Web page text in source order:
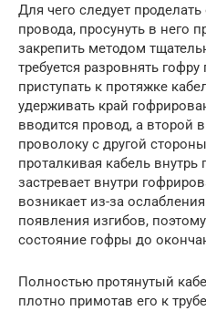
Для чего следует
провода, просунуть в него
закрепить методом
требуется разровнять
приступать к протяжке
удерживать край
вводится провод, а второй
проволоку с другой
проталкивая кабель
застревает внутри
возникает из-за
появления изгибов,
состояние гофры до
Полностью протянутый
плотно примотав его к